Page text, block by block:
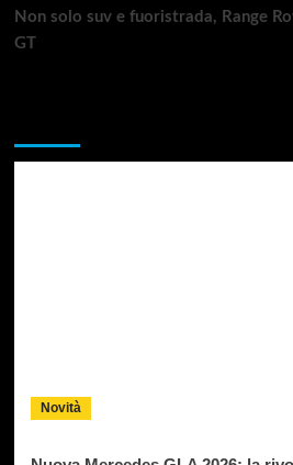
Non solo suv e fuoristrada, Range
GT
Novità